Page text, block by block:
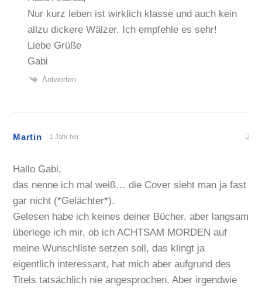
Nur kurz leben ist wirklich klasse und auch kein
allzu dickere Wälzer. Ich empfehle es sehr!
Liebe Grüße
Gabi
Antworten
Martin 1 Jahr her
Hallo Gabi,
das nenne ich mal weiß… die Cover sieht man ja fast
gar nicht (*Gelächter*).
Gelesen habe ich keines deiner Bücher, aber langsam
überlege ich mir, ob ich ACHTSAM MORDEN auf
meine Wunschliste setzen soll, das klingt ja
eigentlich interessant, hat mich aber aufgrund des
Titels tatsächlich nie angesprochen. Aber irgendwie